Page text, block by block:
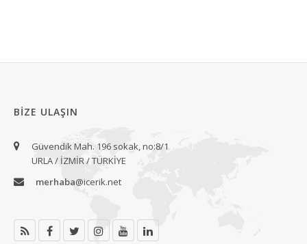
BIZE ULAŞIN
Güvendik Mah. 196 sokak, no:8/1
URLA / İZMİR / TÜRKİYE
merhaba@icerik.net